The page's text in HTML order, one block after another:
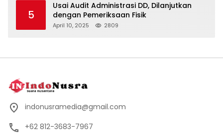
5
Usai Audit Administrasi DD, Dilanjutkan
dengan Pemeriksaan Fisik
April 10, 2025 2809
indonusramedia@gmail.com
+62 812-3683-7967